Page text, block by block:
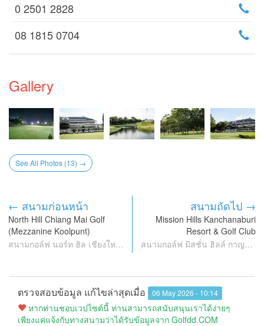
0 2501 2828
08 1815 0704
Gallery
See All Photos (13) →
← สนามก่อนหน้า
North Hill Chiang Mai Golf
(Mezzanine Koolpunt)
สนามกอล์ฟ นอร์ท ฮิล เชียงใหม่ (แมสซาไนน์ กุลพัน)
สนามถัดไป →
Mission Hills Kanchanaburi
Resort & Golf Club
สนามกอล์ฟ มิสชั่น ฮิลล์ กาญจนบุรี รีสอร์ท แอนด์ กอล์ฟ คลับ
ตรวจสอบข้อมูล แก้ไขล่าสุดเมื่อ 06 May 2026 - 10:14
หากท่านชอบเวปไซต์นี้ ท่านสามารถสนับสนุนเราได้ง่ายๆ
เพียงแค่แจ้งกับทางสนามว่าได้รับข้อมูลจาก Golfdd.COM